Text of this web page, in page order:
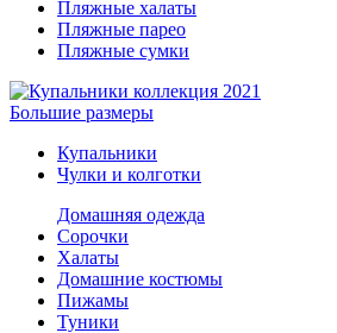
Пляжные халаты
Пляжные парео
Пляжные сумки
Большие размеры
Купальники
Чулки и колготки
Домашняя одежда
Сорочки
Халаты
Домашние костюмы
Пижамы
Туники